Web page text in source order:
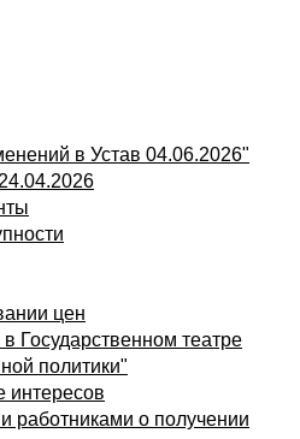
в Устав 04.06.2026"
цен
Государственном театре
политики"
интересов
работниками о получении